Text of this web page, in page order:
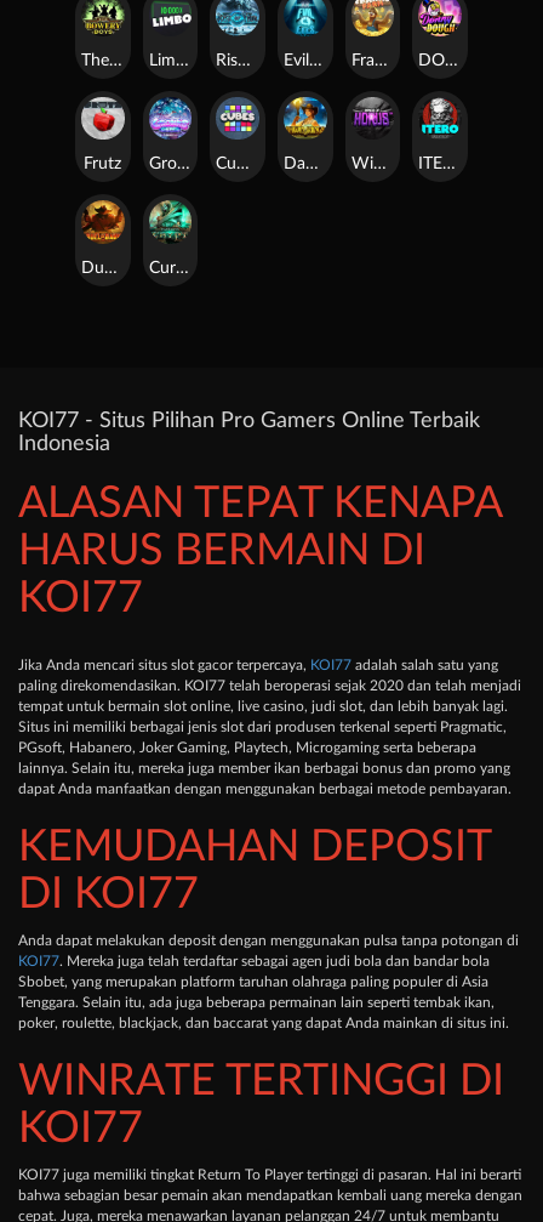
The Bowery Boys Limbo Rise of Ymir Evil Eyes Frank's Farm DONNY DOUGH
Frutz Gronk's Gems Cubes Dawn of Kings Wings of Horus ITERO
Duel at Dawn Cursed Crypt
KOI77 - Situs Pilihan Pro Gamers Online Terbaik
Indonesia
ALASAN TEPAT KENAPA
HARUS BERMAIN DI
KOI77
Jika Anda mencari situs slot gacor terpercaya, KOI77 adalah salah satu yang
paling direkomendasikan. KOI77 telah beroperasi sejak 2020 dan telah menjadi
tempat untuk bermain slot online, live casino, judi slot, dan lebih banyak lagi.
Situs ini memiliki berbagai jenis slot dari produsen terkenal seperti Pragmatic,
PGsoft, Habanero, Joker Gaming, Playtech, Microgaming serta beberapa
lainnya. Selain itu, mereka juga member ikan berbagai bonus dan promo yang
dapat Anda manfaatkan dengan menggunakan berbagai metode pembayaran.
KEMUDAHAN DEPOSIT
DI KOI77
Anda dapat melakukan deposit dengan menggunakan pulsa tanpa potongan di
KOI77. Mereka juga telah terdaftar sebagai agen judi bola dan bandar bola
Sbobet, yang merupakan platform taruhan olahraga paling populer di Asia
Tenggara. Selain itu, ada juga beberapa permainan lain seperti tembak ikan,
poker, roulette, blackjack, dan baccarat yang dapat Anda mainkan di situs ini.
WINRATE TERTINGGI DI
KOI77
KOI77 juga memiliki tingkat Return To Player tertinggi di pasaran. Hal ini berarti
bahwa sebagian besar pemain akan mendapatkan kembali uang mereka dengan
cepat. Juga, mereka menawarkan layanan pelanggan 24/7 untuk membantu